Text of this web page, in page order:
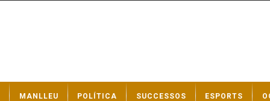
MANLLEU POLÍTICA SUCCESSOS ESPORTS